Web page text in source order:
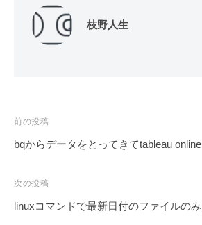
枝野人生
投
稿
ビ
ゲ
前の投稿
bqからデータをとってきてtableau online
次の投稿
linuxコマンドで最新日付のファイルのみ